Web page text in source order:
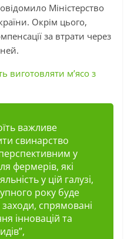
Міністерство
Окрім цього,
за втрати через
виготовляти м’ясо з
важливе
свинарство
у
фермерів, які
у цій галузі,
року буде
спрямовані
інновацій та